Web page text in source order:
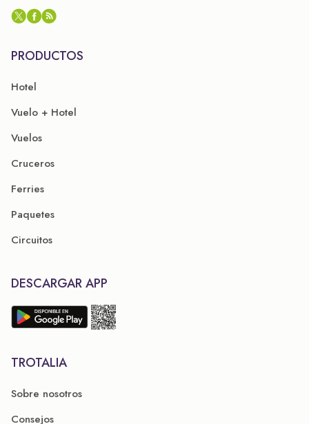
PRODUCTOS
Hotel
Vuelo + Hotel
Vuelos
Cruceros
Ferries
Paquetes
Circuitos
DESCARGAR APP
TROTALIA
Sobre nosotros
Consejos